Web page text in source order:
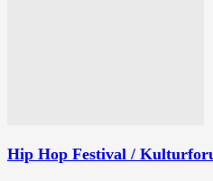
Hip Hop Festival /